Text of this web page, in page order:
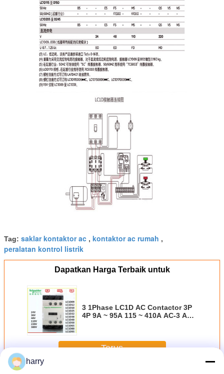
Tag: saklar kontaktor ac , kontaktor ac rumah ,
peralatan kontrol listrik
Dapatkan Harga Terbaik untuk
3 1Phase LC1D AC Contactor 3P
4P 9A ~ 95A 115 ~ 410A AC-3 AC-
Terus
harry